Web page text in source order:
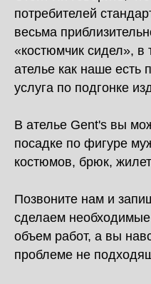
потребителей
весьма
«‎костюмчик сидел»‎, в
ателье как наше есть
услуга по подгонке
В ателье Gent's вы
посадке по фигуре
костюмов, брюк,
Позвоните нам и
сделаем
объем работ, а вы
проблеме не